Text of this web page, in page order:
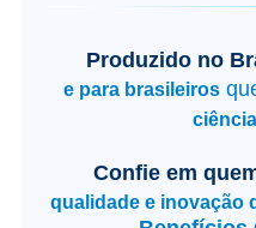
Produzido no
e para brasileiros
Confie em
qualidade e inovação